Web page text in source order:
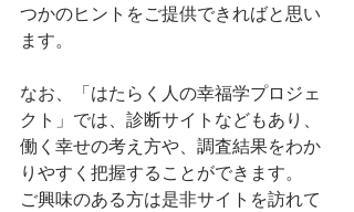
つかのヒントをご提供できればと思い
ます。
なお、「はたらく人の幸福学プロジェ
クト」では、診断サイトなどもあり、
働く幸せの考え方や、調査結果をわか
りやすく把握することができます。
ご興味のある方は是非サイトを訪れて